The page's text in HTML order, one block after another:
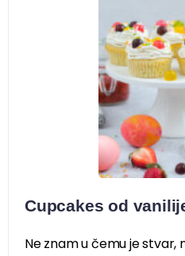
Cupcakes od
Ne znam u čemu je